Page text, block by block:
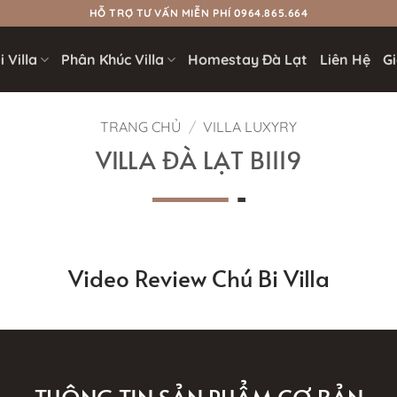
HỖ TRỢ TƯ VẤN MIỄN PHÍ 0964.865.664
Villa Phân Khúc Villa Homestay Đà Lạt Liên Hệ
TRANG CHỦ / VILLA LUXYRY
VILLA ĐÀ LẠT BI119
Video Review Chú Bi Villa